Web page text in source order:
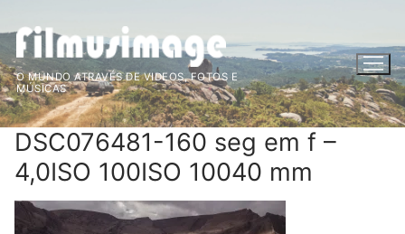
para
conteúdo
O MUNDO ATRAVÉS DE VIDEOS, FOTOS E
MÚSICAS
DSC076481-160 seg em f –
4,0ISO 100ISO 10040 mm